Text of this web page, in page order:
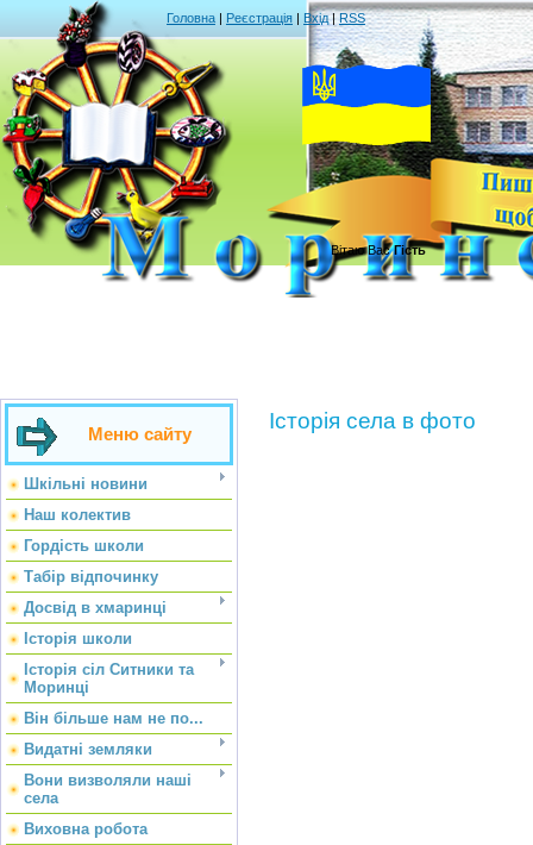
Головна | Реєстрація | Вхід| RSS
Вітаю Вас Гість
Меню сайту
Шкільні новини
Наш колектив
Гордість школи
Табір відпочинку
Досвід в хмаринці
Історія школи
Історія сіл Ситники та
Моринці
Він більше нам не по...
Видатні земляки
Вони визволяли наші
села
Виховна робота
Історія села в фото